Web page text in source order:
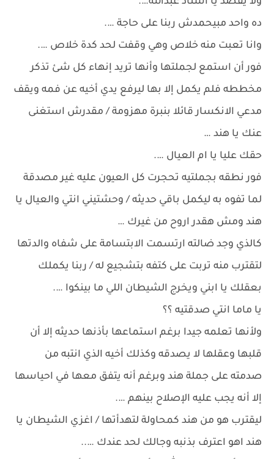
ده واحد مبيحمدش ربنا على حاجة ….
وانا تعبت منه خلاص وهي وقفت لحد كدة خلاص ….
فور أن استمع لجملتها وأنها تريد إنهاء كل شئ تذكر
مخططه فلم يكمل إلا بها ليرفع يدي أخيه عن فمه ويقف
مدعي الانكسار قائلا بنبرة مهزومة / مقدرش استغنى
عنك يا هند …
حقك عليا يا ام العيال ….
فور نطقه بجملتيه تحجرت كل العيون عليه غير مصدقة
لما تفوه به ليكمل باقي حديثه / وحشتيني انتي والعيال يا
هند ومش هقدر اروح من غيرك …
كالذي وجد ضالته ارتسمت الابتسامة على شفاه والدتها
لتقترب منه تربت على كتفه بتشجيع له / ربنا يكملك
بعقلك يا ابني ويخرج الشيطان اللي ما بينكوا ….
يا ماما انتي صدقتيه ؟؟
ولأنها تعلمه جيدا برغم استماعها بأذنها حديثه إلا أن
قلبها وعقلها لا يصدقه وكذلك أخيه الذي انتبه من
صدمته على جملة هند وبرغم أنه يتفق معها في احياسها
إلا أنه يجب عليه الإصلاح بينهم ….
ليقترب هو من هند كمحاولة لتهدأتها / اغزي الشيطان يا
هند اهو اعترف بذنبه وجالك لحد عندك …..